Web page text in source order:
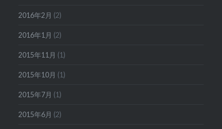
2016年2月 (2)
2016年1月 (2)
2015年11月 (1)
2015年10月 (1)
2015年7月 (1)
2015年6月 (2)